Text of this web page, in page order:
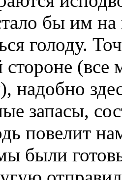
бы им
голоду.
(все
запасы,
повелит
были